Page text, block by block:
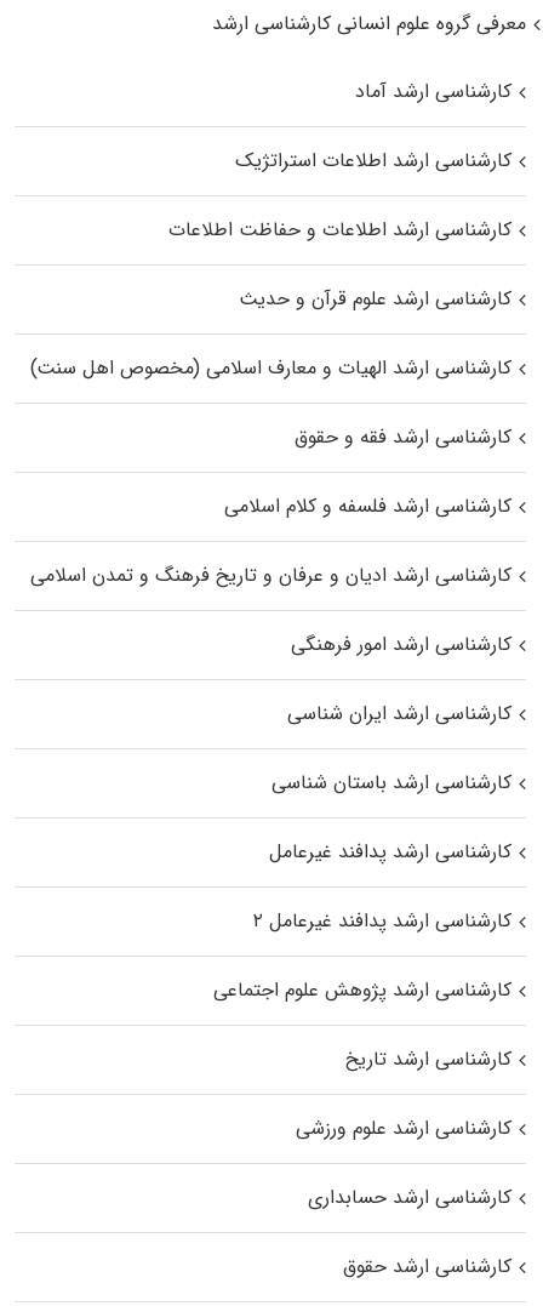
معرفی گروه علوم انسانی کارشناسی ارشد
کارشناسی ارشد آماد
کارشناسی ارشد اطلاعات استراتژیک
کارشناسی ارشد اطلاعات و حفاظت اطلاعات
کارشناسی ارشد علوم قرآن و حدیث
کارشناسی ارشد الهیات و معارف اسلامی (مخصوص اهل سنت)
کارشناسی ارشد فقه و حقوق
کارشناسی ارشد فلسفه و کلام اسلامی
کارشناسی ارشد ادیان و عرفان و تاریخ فرهنگ و تمدن اسلامی
کارشناسی ارشد امور فرهنگی
کارشناسی ارشد ایران شناسی
کارشناسی ارشد باستان شناسی
کارشناسی ارشد پدافند غیرعامل
کارشناسی ارشد پدافند غیرعامل ۲
کارشناسی ارشد پژوهش علوم اجتماعی
کارشناسی ارشد تاریخ
کارشناسی ارشد علوم ورزشی
کارشناسی ارشد حسابداری
کارشناسی ارشد حقوق